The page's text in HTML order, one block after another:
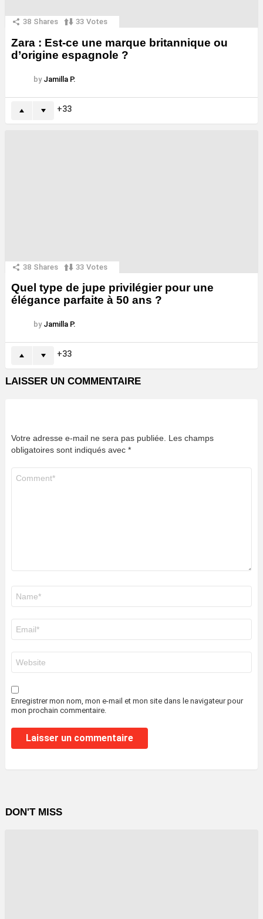
38 Shares 33 Votes
Zara : Est-ce une marque britannique ou
d’origine espagnole ?
by Jamilla P.
33
38 Shares 33 Votes
Quel type de jupe privilégier pour une
élégance parfaite à 50 ans ?
by Jamilla P.
33
LAISSER UN COMMENTAIRE
Votre adresse e-mail ne sera pas publiée. Les champs
obligatoires sont indiqués avec *
mail
*
web
Enregistrer mon nom, mon e-mail et mon site dans le navigateur pour
mon prochain commentaire.
DON'T MISS